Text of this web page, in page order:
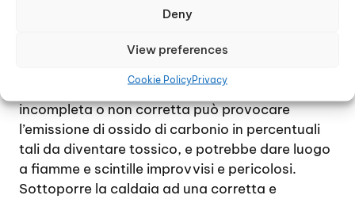
Deny
View preferences
Cookie PolicyPrivacy
un processo di combustione rendono necessario
anche di grave entità per la salute delle persone
Occorre tenere presente che una combustione
incompleta o non corretta può provocare
l’emissione di ossido di carbonio in percentuali
tali da diventare tossico, e potrebbe dare luogo
a fiamme e scintille improvvisi e pericolosi.
Sottoporre la caldaia ad una corretta e